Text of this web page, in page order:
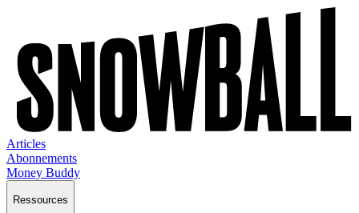
Articles
Abonnements
Money Buddy
Ressources